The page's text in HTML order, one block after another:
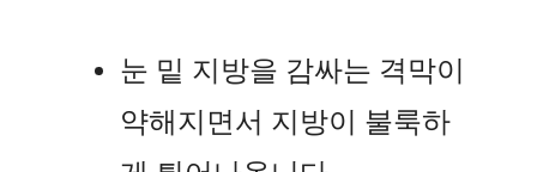
눈 밑 지방을 감싸는 격막이
약해지면서 지방이 불룩하